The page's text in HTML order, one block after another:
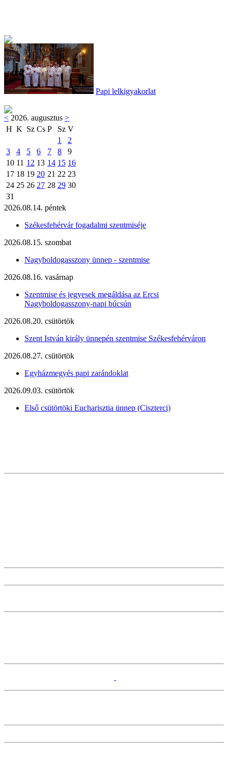
Papi lelkigyakorlat
< 2026. augusztus >
H K Sz Cs P Sz V
1
2
3
4 5 6 7 8
9
10 11 12 13 14 15 16
17 18 19 20 21 22 23
24 25 26 27 28 29 30
31
2026.08.14. péntek
Székesfehérvár fogadalmi szentmiséje
2026.08.15. szombat
Nagyboldogasszony ünnep - szentmise
2026.08.16. vasárnap
Szentmise és jegyesek megáldása az Ercsi
Nagyboldogasszony-napi búcsún
2026.08.20. csütörtök
Szent István király ünnepén szentmise Székesfehérváron
2026.08.27. csütörtök
Egyházmegyés papi zarándoklat
2026.09.03. csütörtök
Első csütörtöki Eucharisztia ünnep (Ciszterci)